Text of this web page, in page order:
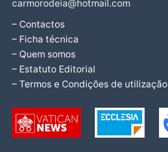
carmorodeia@hotmail.com
– Contactos
– Ficha técnica
– Quem somos
– Estatuto Editorial
– Termos e Condições de utilização